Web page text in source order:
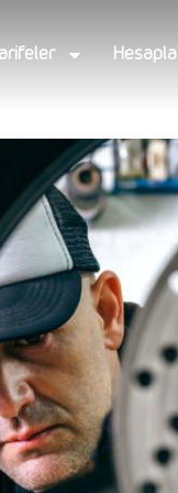
Hesapla